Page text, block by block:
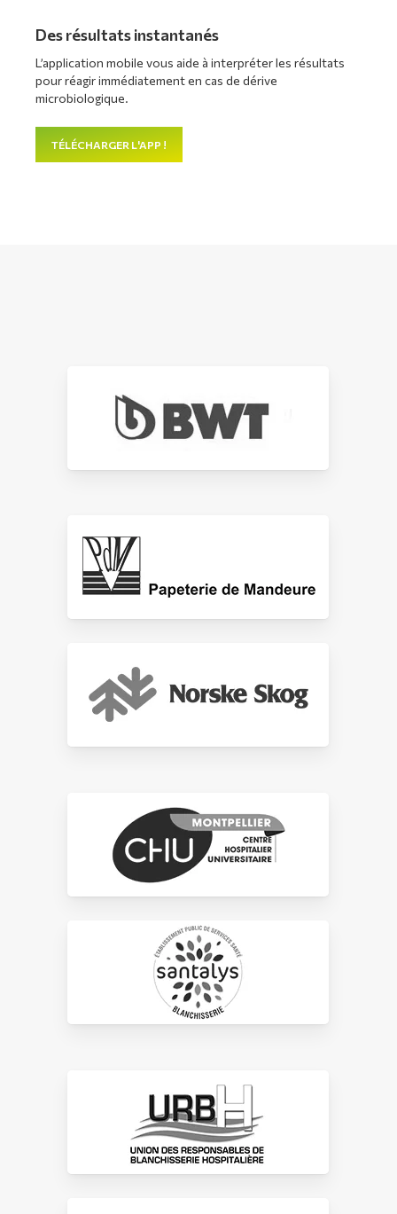
Des résultats instantanés
L’application mobile vous aide à interpréter les résultats
pour réagir immédiatement en cas de dérive
microbiologique.
TÉLÉCHARGER L'APP !